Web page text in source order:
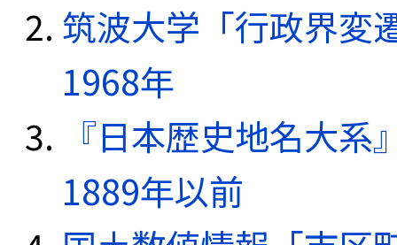
筑波大学「行政界変
1968年
『日本歴史地名大
1889年以前